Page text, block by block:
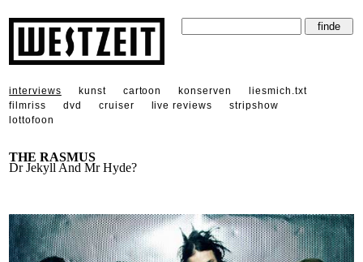
interviews kunst cartoon konserven
liesmich.txt
filmriss
dvd cruiser live reviews
stripshow
lottofoon
THE RASMUS
Dr Jekyll And Mr Hyde?